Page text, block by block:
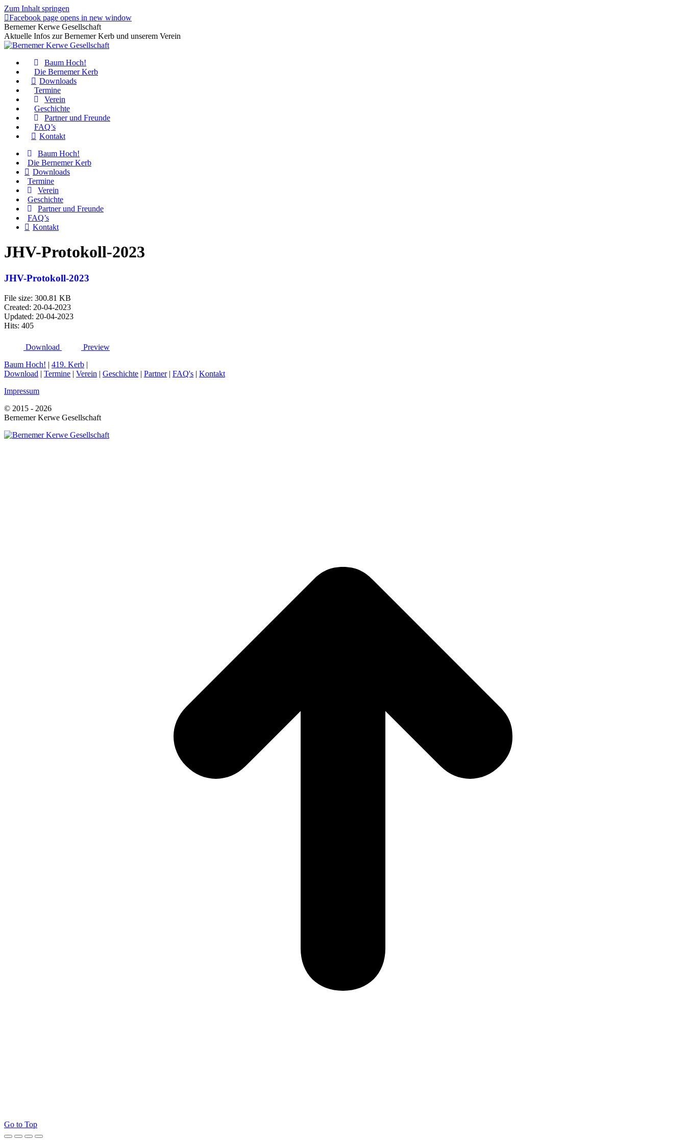
Zum Inhalt springen
Facebook page opens in new window
Bernemer Kerwe Gesellschaft
Aktuelle Infos zur Bernemer Kerb und unserem Verein
Baum Hoch!
Die Bernemer Kerb
Downloads
Termine
Verein
Geschichte
Partner und Freunde
FAQ’s
Kontakt
Baum Hoch!
Die Bernemer Kerb
Downloads
Termine
Verein
Geschichte
Partner und Freunde
FAQ’s
Kontakt
JHV-Protokoll-2023
JHV-Protokoll-2023
File size: 300.81 KB
Created: 20-04-2023
Updated: 20-04-2023
Hits: 405
Download
Preview
Baum Hoch! | 419. Kerb |
Download | Termine | Verein | Geschichte | Partner| FAQ's | Kontakt
Impressum
© 2015 - 2026
Bernemer Kerwe Gesellschaft
Go to Top